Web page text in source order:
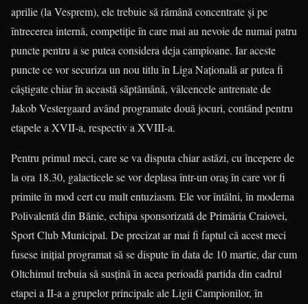
aprilie (la Vesprem), ele trebuie să rămână concentrate şi pe
întrecerea internă, competiţie în care mai au nevoie de numai patru
puncte pentru a se putea considera deja campioane. Iar aceste
puncte ce vor securiza un nou titlu în Liga Naţională ar putea fi
câştigate chiar în această săptămână, vâlcencele antrenate de
Jakob Vestergaard având programate două jocuri, contând pentru
etapele a XVII-a, respectiv a XVIII-a.
Pentru primul meci, care se va disputa chiar astăzi, cu începere de
la ora 18.30, galacticele se vor deplasa într-un oraş în care vor fi
primite în mod cert cu mult entuziasm. Ele vor întâlni, în moderna
Polivalentă din Bănie, echipa sponsorizată de Primăria Craiovei,
Sport Club Municipal. De precizat ar mai fi faptul că acest meci
fusese iniţial programat să se dispute în data de 10 martie, dar cum
Oltchimul trebuia să susţină în acea perioadă partida din cadrul
etapei a II-a a grupelor principale ale Ligii Campionilor, în